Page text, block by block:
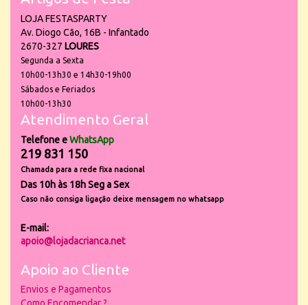
LOJA FESTASPARTY
Av. Diogo Cão, 16B - Infantado
2670-327 LOURES
Segunda a Sexta
10h00-13h30 e 14h30-19h00
Sábados e Feriados
10h00-13h30
Atendimento Geral
Telefone eWhatsApp
219 831 150
Chamada para a rede fixa nacional
Das 10h às 18h Seg a Sex
Caso não consiga ligação deixe mensagem no whatsapp
E-mail:
apoio@lojadacrianca.net
Apoio ao Cliente
Envios e Pagamentos